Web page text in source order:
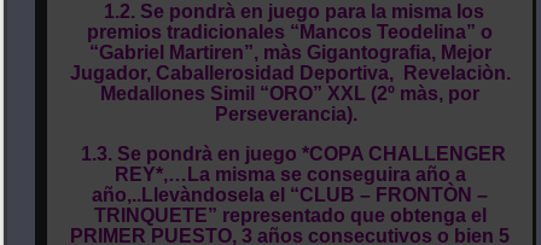
1.2. Se pondrà en juego para la misma los
premios tradicionales “Mancos Teodelina” o
“Gabriel Martiren”, màs Gigantografia, Mejor
Jugador, Caballerosidad Deportiva, Revelaciòn.
Medallones Simil “ORO” XXL (2º màs, por
Perseverancia).
1.3. Se pondrà en juego *COPA CHALLENGER
REY*,…La misma se conseguira año a
año,..Llevàndosela el “CLUB – FRONTÒN –
TRINQUETE” representado que obtenga el
PRIMER PUESTO, 3 años consecutivos o bien 5